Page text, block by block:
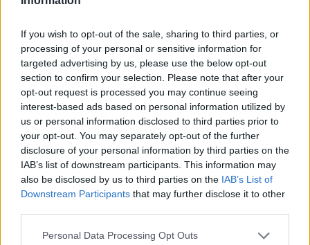
If you wish to opt-out of the sale, sharing to third parties, or
processing of your personal or sensitive information for
targeted advertising by us, please use the below opt-out
section to confirm your selection. Please note that after your
opt-out request is processed you may continue seeing
interest-based ads based on personal information utilized by
us or personal information disclosed to third parties prior to
your opt-out. You may separately opt-out of the further
disclosure of your personal information by third parties on the
IAB’s list of downstream participants. This information may
also be disclosed by us to third parties on the IAB’s List of
Downstream Participants that may further disclose it to other
Personal Data Processing Opt Outs
Classic Mantra
Riepilogo stagione
Titolare 0 - 0
Entrato 0 - 0%
Squalificato 0 - 0%
Infortunato 0 - 0%